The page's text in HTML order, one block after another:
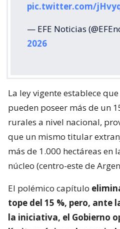
pic.twitter.com/
— EFE Noticias
2026
La ley vigente establece
pueden poseer más de un
rurales a nivel nacional,
que un mismo titular
más de 1.000 hectáreas en
núcleo (centro-este de
El polémico capítulo
tope del 15 %, pero, ante
la iniciativa, el Gobierno